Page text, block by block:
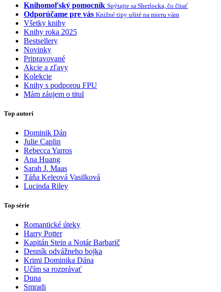
Knihomoľský pomocník Spýtajte sa Sherlocka, čo čítať
Odporúčame pre vás Knižné tipy ušité na mieru vám
Všetky knihy
Knihy roka 2025
Bestsellery
Novinky
Pripravované
Akcie a zľavy
Kolekcie
Knihy s podporou FPU
Mám záujem o titul
Top autori
Dominik Dán
Julie Caplin
Rebecca Yarros
Ana Huang
Sarah J. Maas
Táňa Keleová Vasilková
Lucinda Riley
Top série
Romantické úteky
Harry Potter
Kapitán Stein a Notár Barbarič
Denník odvážneho bojka
Krimi Dominika Dána
Učím sa rozprávať
Duna
Smradi